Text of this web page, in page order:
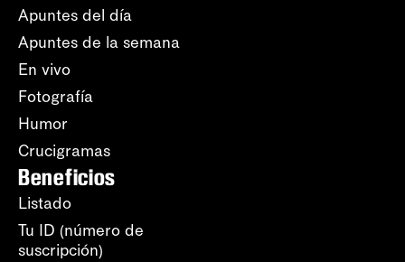
Apuntes del día
Apuntes de la semana
En vivo
Fotografía
Humor
Crucigramas
Beneficios
Listado
Tu ID (número de
suscripción)